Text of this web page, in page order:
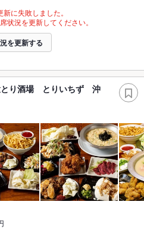
に失敗しました。
状況を更新してください。
を更新する
とり酒場 とりいちず 沖